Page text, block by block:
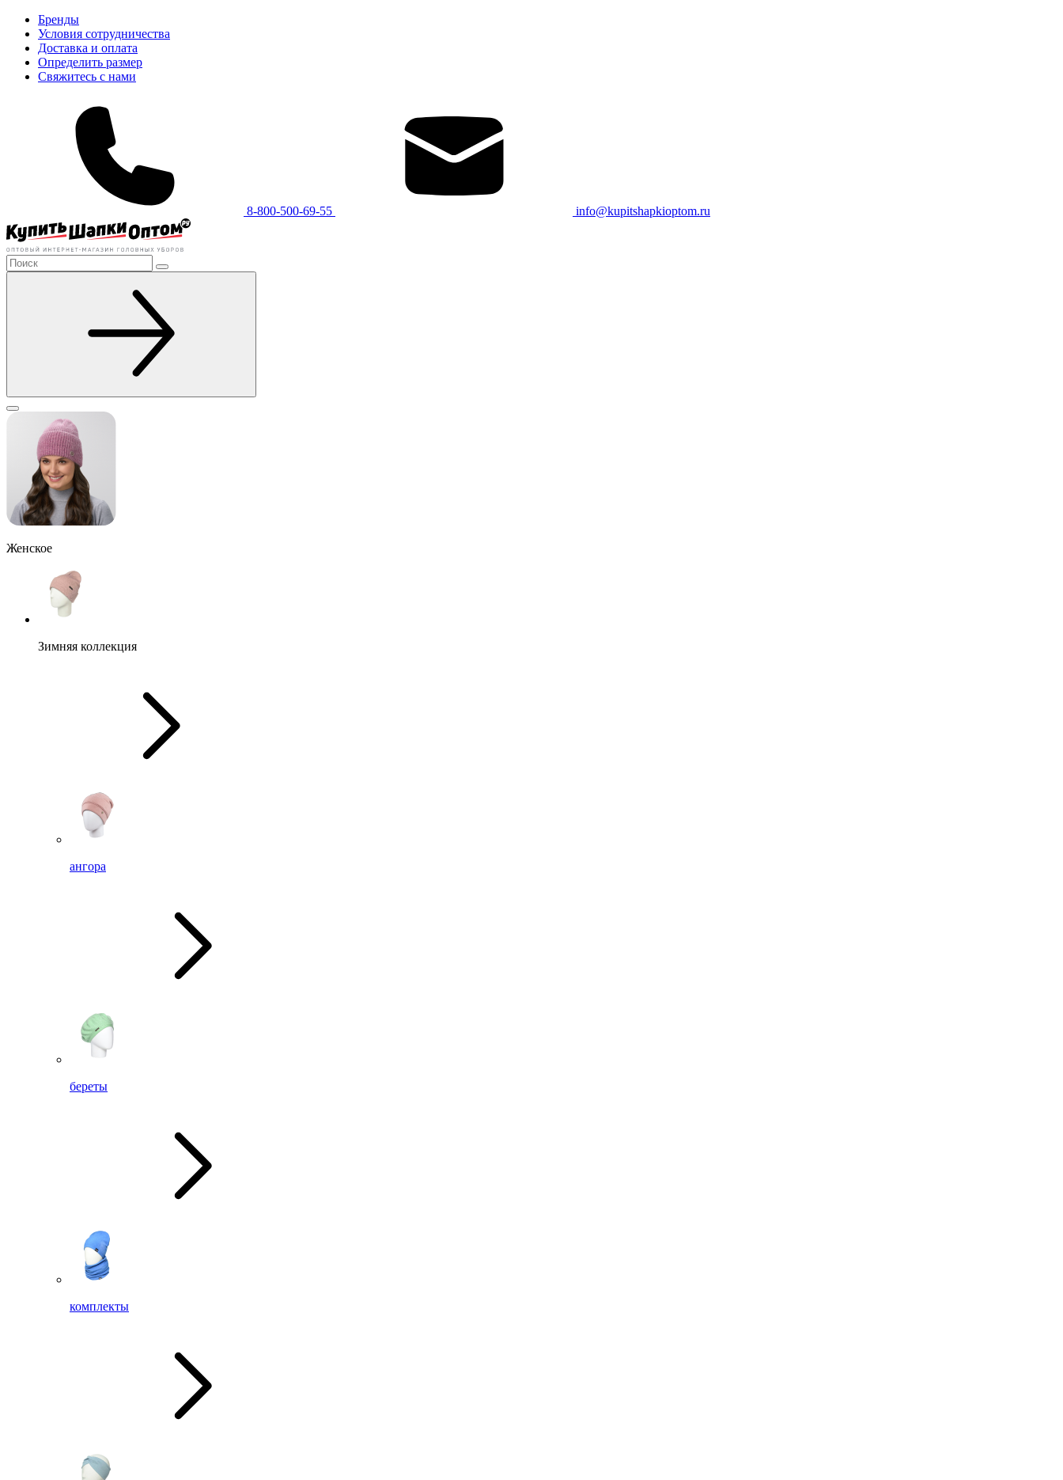
Бренды
Условия сотрудничества
Доставка и оплата
Определить размер
Свяжитесь с нами
8-800-500-69-55 info@kupitshapkioptom.ru
Женское
Зимняя коллекция
ангора
береты
комплекты